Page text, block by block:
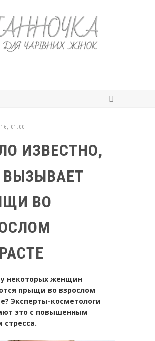
01:00
ИЗВЕСТНО,
ВЫЗЫВАЕТ
ВО
некоторых женщин
прыщи во взрослом
Эксперты-косметологи
это с повышенным
стресса.